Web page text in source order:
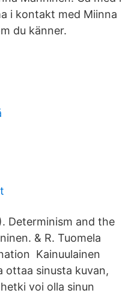
i kontakt med Miinna
du känner.
Determinism and the
& R. Tuomela
Kainuulainen
ottaa sinusta kuvan,
voi olla sinun